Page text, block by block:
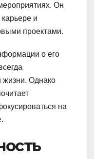
Он
и
проектами.
о его
жизни. Однако
на